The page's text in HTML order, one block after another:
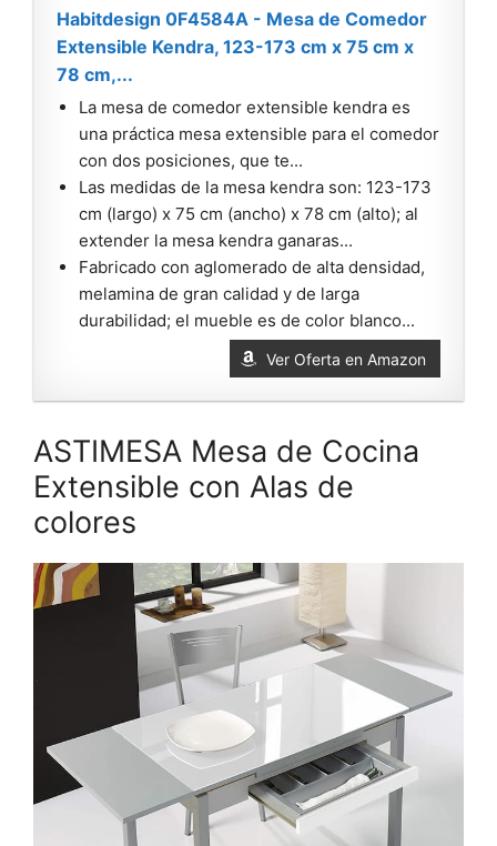
Habitdesign 0F4584A - Mesa de Comedor
Extensible Kendra, 123-173 cm x 75 cm x
78 cm,...
La mesa de comedor extensible kendra es
una práctica mesa extensible para el comedor
con dos posiciones, que te...
Las medidas de la mesa kendra son: 123-173
cm (largo) x 75 cm (ancho) x 78 cm (alto); al
extender la mesa kendra ganaras...
Fabricado con aglomerado de alta densidad,
melamina de gran calidad y de larga
durabilidad; el mueble es de color blanco...
Ver Oferta en Amazon
ASTIMESA Mesa de Cocina
Extensible con Alas de
colores